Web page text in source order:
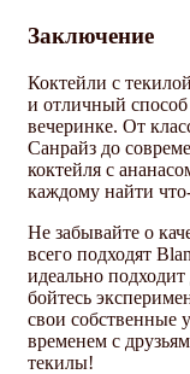
Заключение
Коктейли с
и отличный
вечеринке. От
Санрайз до
коктейля с
каждому найти
Не забывайте о
всего подходят
идеально
бойтесь
свои собственные
временем с
текилы!